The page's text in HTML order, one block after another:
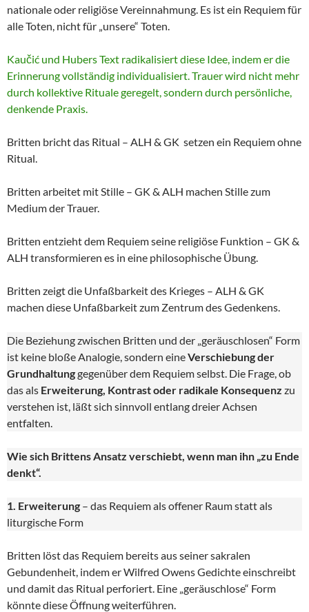
nationale oder religiöse Vereinnahmung. Es ist ein Requiem für
alle Toten, nicht für „unsere“ Toten.
Kaučić und Hubers Text radikalisiert diese Idee, indem er die
Erinnerung vollständig individualisiert. Trauer wird nicht mehr
durch kollektive Rituale geregelt, sondern durch persönliche,
denkende Praxis.
Britten bricht das Ritual – ALH & GK setzen ein Requiem ohne
Ritual.
Britten arbeitet mit Stille – GK & ALH machen Stille zum
Medium der Trauer.
Britten entzieht dem Requiem seine religiöse Funktion – GK &
ALH transformieren es in eine philosophische Übung.
Britten zeigt die Unfaßbarkeit des Krieges – ALH & GK
machen diese Unfaßbarkeit zum Zentrum des Gedenkens.
Die Beziehung zwischen Britten und der „geräuschlosen“ Form
ist keine bloße Analogie, sondern eineVerschiebung der
Grundhaltunggegenüber dem Requiem selbst. Die Frage, ob
das als Erweiterung, Kontrast oder radikale Konsequenz zu
verstehen ist, läßt sich sinnvoll entlang dreier Achsen
entfalten.
Wie sich Brittens Ansatz verschiebt, wenn man ihn „zu Ende
denkt“.
1. Erweiterung – das Requiem als offener Raum statt als
liturgische Form
Britten löst das Requiem bereits aus seiner sakralen
Gebundenheit, indem er Wilfred Owens Gedichte einschreibt
und damit das Ritual perforiert. Eine „geräuschlose“ Form
könnte diese Öffnung weiterführen.